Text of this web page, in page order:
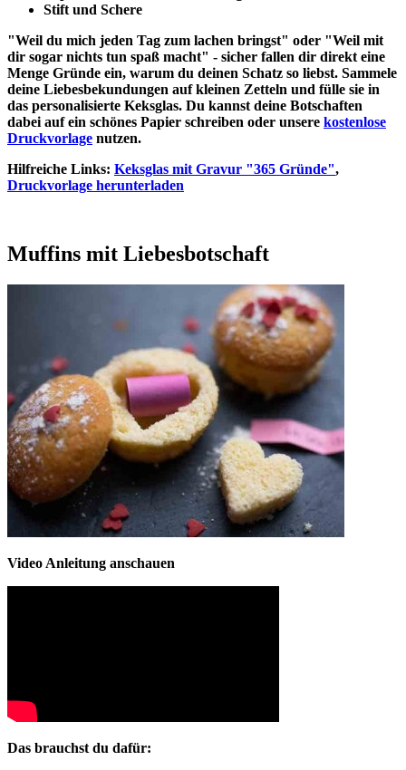
Stift und Schere
"Weil du mich jeden Tag zum lachen bringst" oder "Weil mit
dir sogar nichts tun spaß macht" - sicher fallen dir direkt eine
Menge Gründe ein, warum du deinen Schatz so liebst. Sammele
deine Liebesbekundungen auf kleinen Zetteln und fülle sie in
das personalisierte Keksglas. Du kannst deine Botschaften
dabei auf ein schönes Papier schreiben oder unsere kostenlose
Druckvorlage nutzen.
Hilfreiche Links: Keksglas mit Gravur "365 Gründe",
Druckvorlage herunterladen
Muffins mit Liebesbotschaft
Video Anleitung anschauen
Das brauchst du dafür: